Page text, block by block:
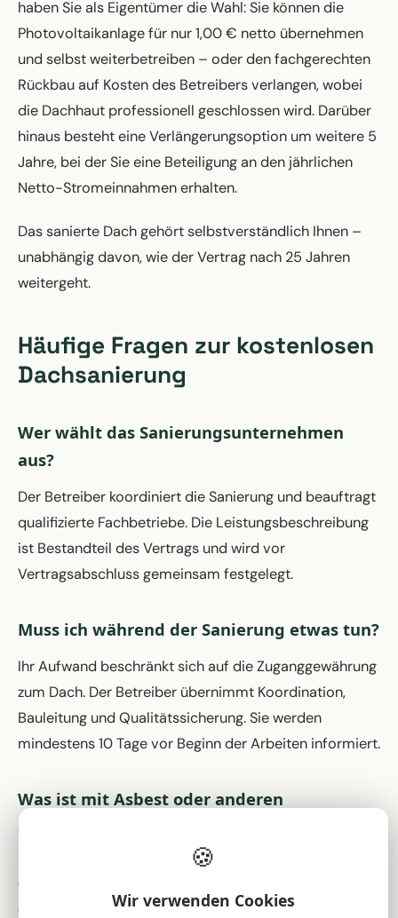
haben Sie als Eigentümer die Wahl: Sie können die
Photovoltaikanlage für nur 1,00 € netto übernehmen
und selbst weiterbetreiben – oder den fachgerechten
Rückbau auf Kosten des Betreibers verlangen, wobei
die Dachhaut professionell geschlossen wird. Darüber
hinaus besteht eine Verlängerungsoption um weitere 5
Jahre, bei der Sie eine Beteiligung an den jährlichen
Netto-Stromeinnahmen erhalten.
Das sanierte Dach gehört selbstverständlich Ihnen –
unabhängig davon, wie der Vertrag nach 25 Jahren
weitergeht.
Häufige Fragen zur kostenlosen
Dachsanierung
Wer wählt das Sanierungsunternehmen
aus?
Der Betreiber koordiniert die Sanierung und beauftragt
qualifizierte Fachbetriebe. Die Leistungsbeschreibung
ist Bestandteil des Vertrags und wird vor
Vertragsabschluss gemeinsam festgelegt.
Muss ich während der Sanierung etwas tun?
Ihr Aufwand beschränkt sich auf die Zuganggewährung
zum Dach. Der Betreiber übernimmt Koordination,
Bauleitung und Qualitätssicherung. Sie werden
mindestens 10 Tage vor Beginn der Arbeiten informiert.
Was ist mit Asbest oder anderen
Schadstoffen?
Eine professionelle Schadstoffuntersuchung ist Teil der
Vorprüfung. Asbestsanierungskosten können die
🍪
Wir verwenden Cookies